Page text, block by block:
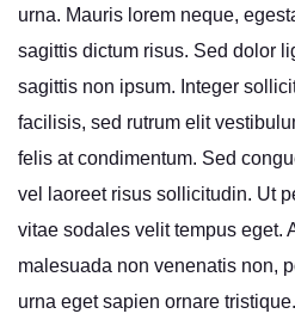
urna. Mauris lorem neque,
sagittis dictum risus. Sed dolor
sagittis non ipsum. Integer
facilisis, sed rutrum elit
felis at condimentum. Sed
vel laoreet risus sollicitudin. Ut
vitae sodales velit tempus eget.
malesuada non venenatis non,
urna eget sapien ornare